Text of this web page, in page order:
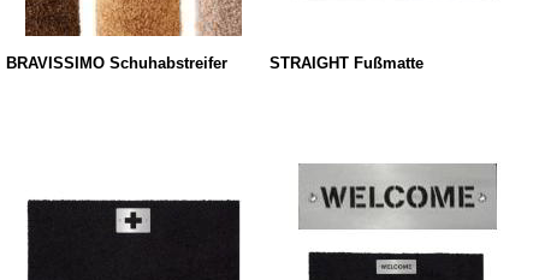
BRAVISSIMO Schuhabstreifer STRAIGHT Fußmatte